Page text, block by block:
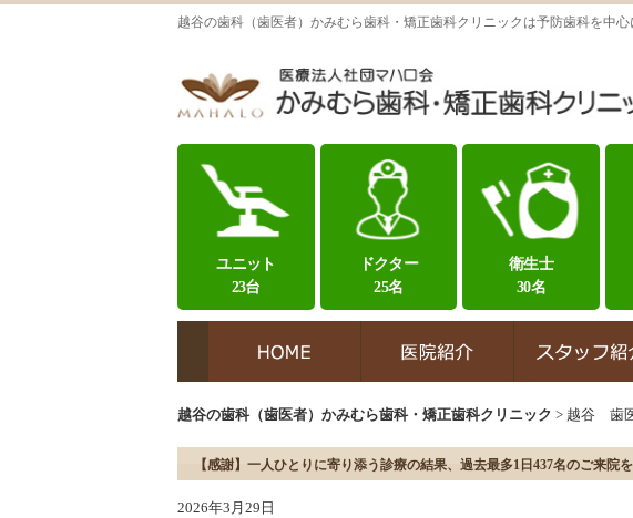
越谷の歯科（歯医者）かみむら歯科・矯正歯科クリニックは予防歯科を中
ユニット
23台
ドクター
25名
衛生士
30名
越谷の歯科（歯医者）かみむら歯科・矯正歯科クリニック > 越谷 歯
【感謝】一人ひとりに寄り添う診療の結果、過去最多1日437名のご来院
2026年3月29日